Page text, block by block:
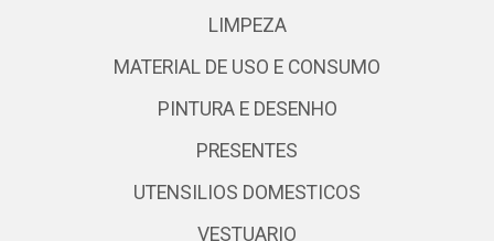
LIMPEZA
MATERIAL DE USO E CONSUMO
PINTURA E DESENHO
PRESENTES
UTENSILIOS DOMESTICOS
VESTUARIO